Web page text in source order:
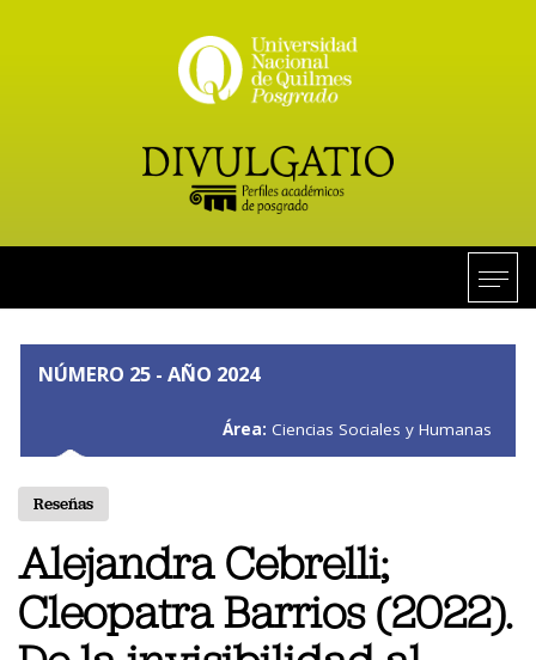
NÚMERO 25 - AÑO 2024
Área: Ciencias Sociales y Humanas
Reseñas
Alejandra Cebrelli;
Cleopatra Barrios (2022).